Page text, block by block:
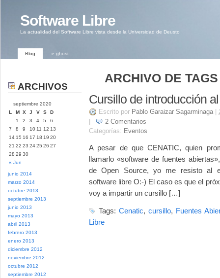
Software Libre
La actualidad del Software Libre vista desde la Universidad de Deusto
Blog e-ghost
ARCHIVOS
septiembre 2020
L
M X J V S D
« Jun
1 2 3 4 5
6
7
8 9 10 11 12 13
14 15 16 17 18 19 20
21 22 23 2425 26 27
28 29 30
junio 2014
marzo 2014
octubre 2013
septiembre 2013
junio 2013
mayo 2013
abril 2013
febrero 2013
enero 2013
diciembre 2012
noviembre 2012
octubre 2012
septiembre 2012
ARCHIVO DE
Cursillo de introducción
Escrito por Pablo Garaizar Sagarminaga
2 Comentarios
Categorías: Eventos
A pesar de que CENATIC, quien
llamarlo «software de fuentes
de Open Source, yo me resisto al
software libre O:-) El caso es que el
voy a impartir un cursillo […]
Tags: Cenatic,cursillo, Fuentes
Libre